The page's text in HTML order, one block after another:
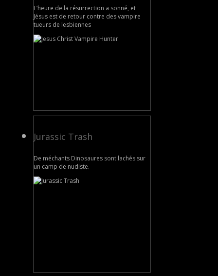
L’heure de la résurrection a sonné, et
Jésus est de retour contre des vampire
tueurs de lesbiennes
Jurassic Trash
De méchants Dinosaures sont lachés sur
un camp de nudiste.